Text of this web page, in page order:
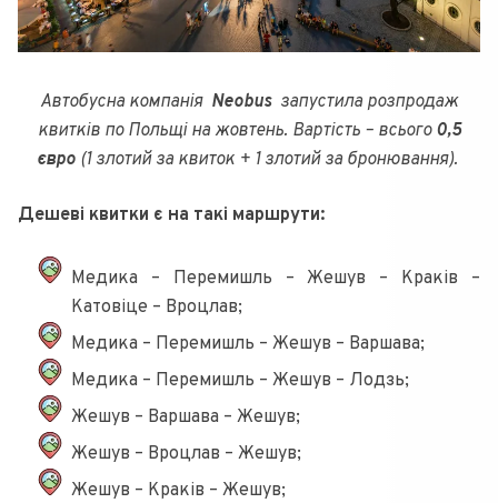
Автобусна компанія Neobusзапустила розпродаж
квитків по Польщі на жовтень. Вартість – всього 0,5
євро(1 злотий за квиток + 1 злотий за бронювання).
Дешеві квитки є на такі маршрути:
Медика – Перемишль – Жешув – Краків –
Катовіце – Вроцлав;
Медика – Перемишль – Жешув – Варшава;
Медика – Перемишль – Жешув – Лодзь;
Жешув – Варшава – Жешув;
Жешув – Вроцлав – Жешув;
Жешув – Краків – Жешув;